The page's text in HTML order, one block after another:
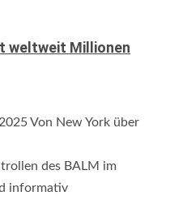
weltweit Millionen
Von New York über